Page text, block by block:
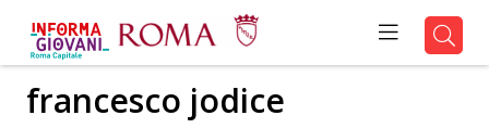
francesco jodice